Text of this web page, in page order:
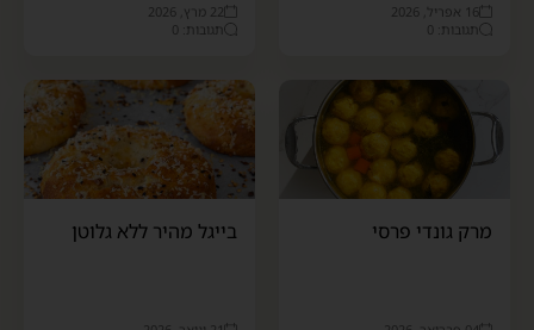
16 אפריל, 2026
תגובות: 0
22 מרץ, 2026
תגובות: 0
מרק גונדי פרסי בייגל מהיר ללא גלוטן